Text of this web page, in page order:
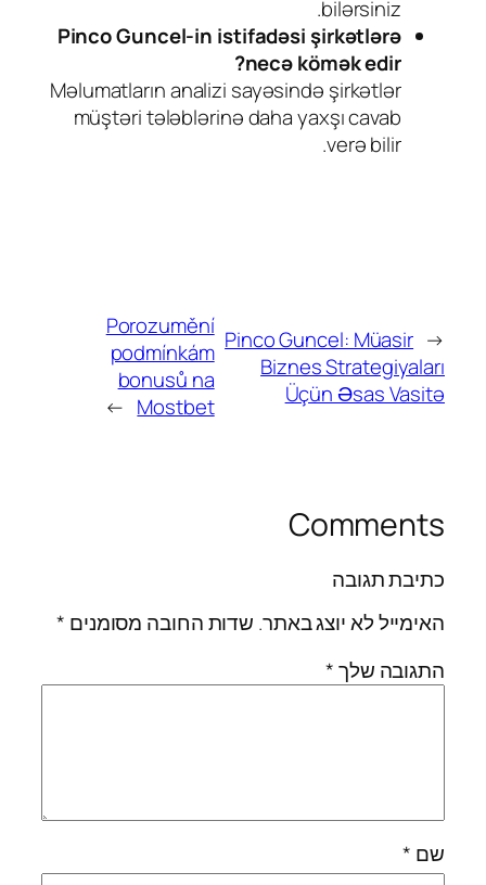
bilərsiniz.
Pinco Guncel-in istifadəsi şirkətlərə
necə kömək edir?
Məlumatların analizi sayəsində şirkətlər
müştəri tələblərinə daha yaxşı cavab
verə bilir.
←
Pinco Guncel: Müasir
Biznes Strategiyaları
Üçün Əsas Vasitə
Porozumění
podmínkám
bonusů na
Mostbet
→
Comments
כתיבת תגובה
האימייל לא יוצג באתר. שדות החובה מסומנים *
התגובה שלך*
שם *